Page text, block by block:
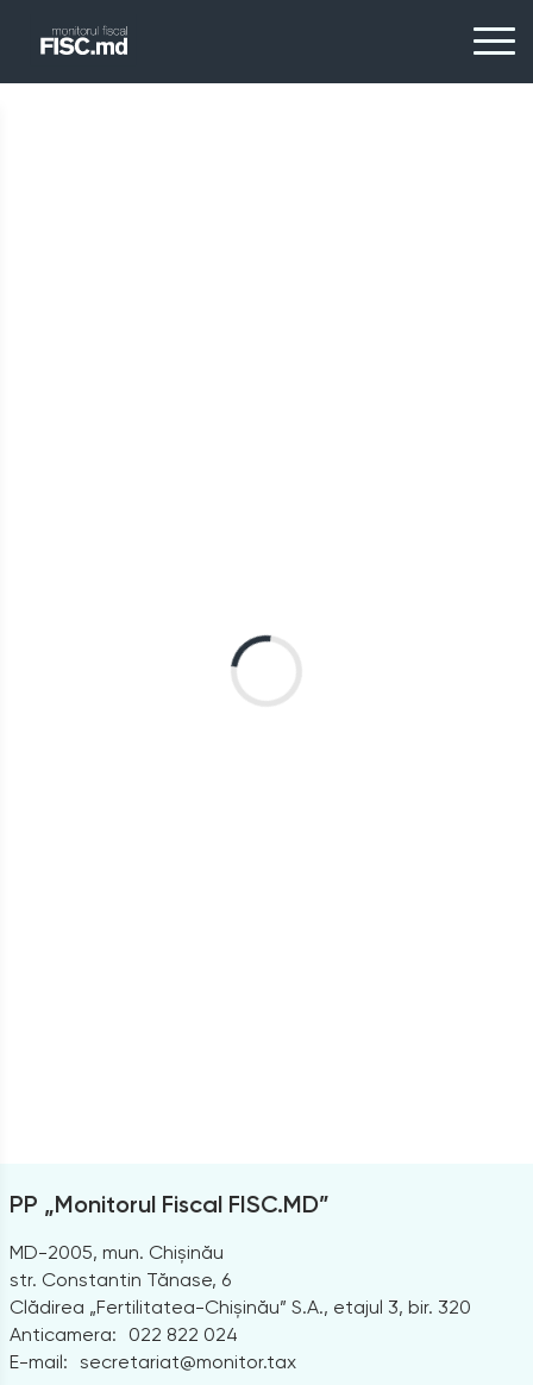
PP „Monitorul Fiscal FISC.MD”
MD-2005, mun. Chișinău
str. Constantin Tănase, 6
Clădirea „Fertilitatea-Chișinău” S.A., etajul 3, bir. 320
Anticamera:
022 822 024
E-mail: secretariat@monitor.tax